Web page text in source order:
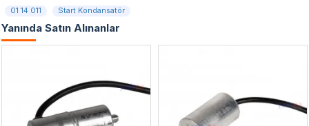
01 14 011
Start Kondansatör
Yanında Satın Alınanlar